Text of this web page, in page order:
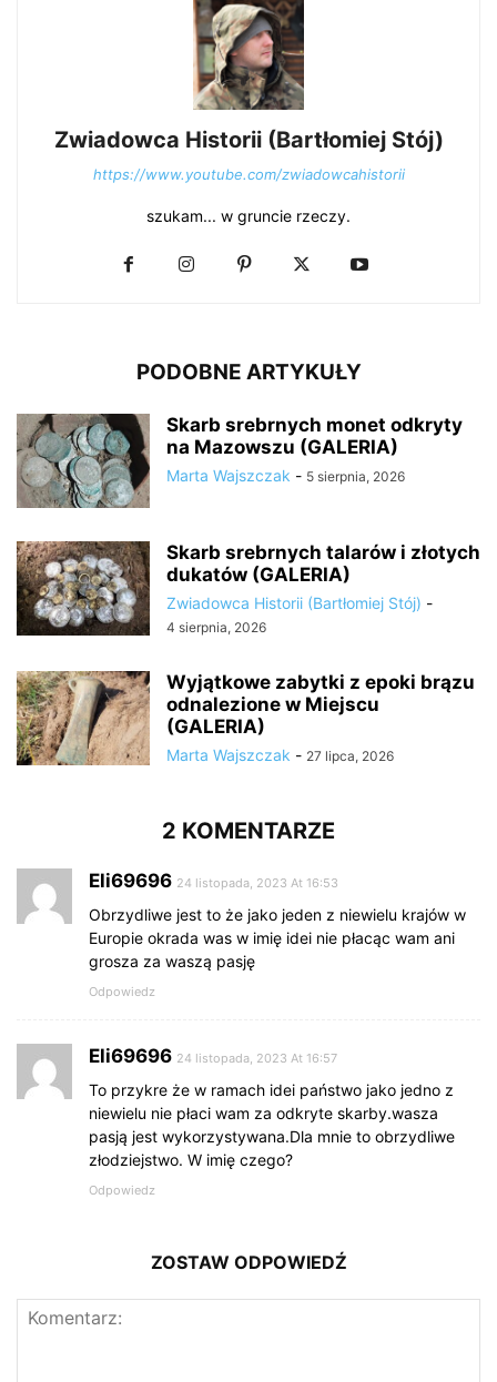
Zwiadowca Historii (Bartłomiej Stój)
https://www.youtube.com/zwiadowcahistorii
szukam... w gruncie rzeczy.
PODOBNE ARTYKUŁY
Skarb srebrnych monet odkryty
na Mazowszu (GALERIA)
Marta Wajszczak - 5 sierpnia, 2026
Skarb srebrnych talarów i złotych
dukatów (GALERIA)
Zwiadowca Historii (Bartłomiej Stój) -
4 sierpnia, 2026
Wyjątkowe zabytki z epoki brązu
odnalezione w Miejscu
(GALERIA)
Marta Wajszczak - 27 lipca, 2026
2 KOMENTARZE
Eli69696 24 listopada, 2023 At 16:53
Obrzydliwe jest to że jako jeden z niewielu krajów w
Europie okrada was w imię idei nie płacąc wam ani
grosza za waszą pasję
Odpowiedz
Eli69696 24 listopada, 2023 At 16:57
To przykre że w ramach idei państwo jako jedno z
niewielu nie płaci wam za odkryte skarby.wasza
pasją jest wykorzystywana.Dla mnie to obrzydliwe
złodziejstwo. W imię czego?
Odpowiedz
ZOSTAW ODPOWIEDŹ